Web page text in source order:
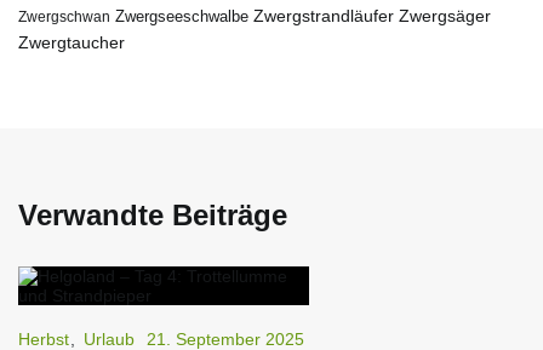
Zwergschwan Zwergseeschwalbe Zwergstrandläufer Zwergsäger
Zwergtaucher
Verwandte Beiträge
Herbst Urlaub 21. September 2025